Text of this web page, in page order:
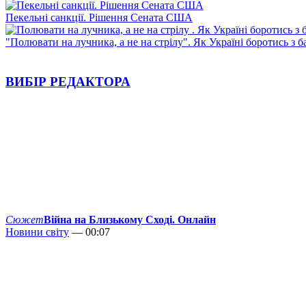
Пекельні санкції. Рішення Сената США
"Полювати на лучника, а не на стрілу". Як Україні боротись з
ВИБІР РЕДАКТОРА
СюжетВійна на Близькому Сході. Онлайн
Новини світу — 00:07